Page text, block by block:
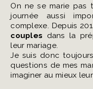
On ne se marie pas
journée aussi
complexe. Depuis
couples dans la
leur mariage.
Je suis donc
questions de mes
imaginer au mieux